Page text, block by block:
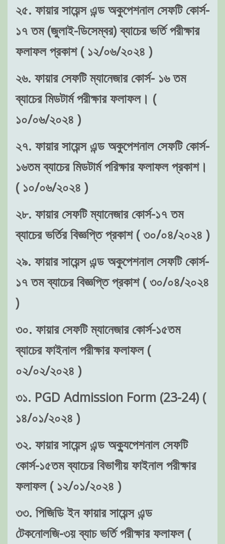
২৫. ফায়ার সায়েন্স এন্ড অকুপেশনাল সেফটি কোর্স-
১৭ তম (জুলাই-ডিসেম্বর) ব্যাচের ভর্তি পরীক্ষার
ফলাফল প্রকাশ ( ১২/০৬/২০২৪ )
২৬. ফায়ার সেফটি ম্যানেজার কোর্স- ১৬ তম
ব্যাচের মিডটার্ম পরীক্ষার ফলাফল। (
১০/০৬/২০২৪ )
২৭. ফায়ার সায়েন্স এন্ড অকুপেশনাল সেফটি কোর্স-
১৬তম ব্যাচের মিডটার্ম পরিক্ষার ফলাফল প্রকাশ।
( ১০/০৬/২০২৪ )
২৮. ফায়ার সেফটি ম্যানেজার কোর্স-১৭ তম
ব্যাচের ভর্তির বিজ্ঞপ্তি প্রকাশ ( ৩০/০৪/২০২৪ )
২৯. ফায়ার সায়েন্স এন্ড অকুপেশনাল সেফটি কোর্স-
১৭ তম ব্যাচের বিজ্ঞপ্তি প্রকাশ ( ৩০/০৪/২০২৪
)
৩০. ফায়ার সেফটি ম্যানেজার কোর্স-১৫তম
ব্যাচের ফাইনাল পরীক্ষার ফলাফল (
০২/০২/২০২৪ )
৩১. PGD Admission Form (23-24) (
১৪/০১/২০২৪ )
৩২. ফায়ার সায়েন্স এন্ড অক্যুপেশনাল সেফটি
কোর্স-১৫তম ব্যাচের বিভাগীয় ফাইনাল পরীক্ষার
ফলাফল ( ১২/০১/২০২৪ )
৩৩. পিজিডি ইন ফায়ার সায়েন্স এন্ড
টেকনোলজি-৩য় ব্যাচ ভর্তি পরীক্ষার ফলাফল (